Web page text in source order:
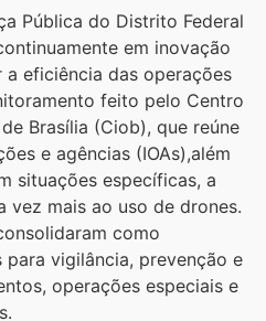
Pública do Distrito Federal
em inovação
eficiência das operações
feito pelo Centro
Brasília (Ciob), que reúne
e agências (IOAs),além
situações específicas, a
vez mais ao uso de drones.
como
vigilância, prevenção e
operações especiais e